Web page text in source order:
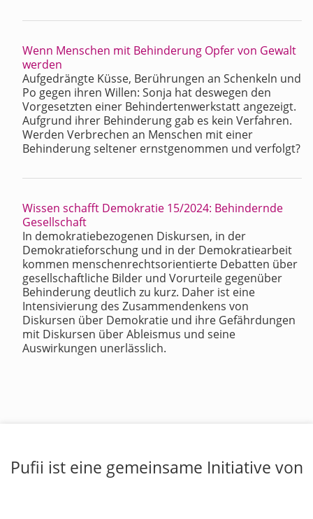
Wenn Menschen mit Behinderung Opfer von Gewalt
werden
Aufgedrängte Küsse, Berührungen an Schenkeln und
Po gegen ihren Willen: Sonja hat deswegen den
Vorgesetzten einer Behindertenwerkstatt angezeigt.
Aufgrund ihrer Behinderung gab es kein Verfahren.
Werden Verbrechen an Menschen mit einer
Behinderung seltener ernstgenommen und verfolgt?
Wissen schafft Demokratie 15/2024: Behindernde
Gesellschaft
In demokratiebezogenen Diskursen, in der
Demokratieforschung und in der Demokratiearbeit
kommen menschenrechtsorientierte Debatten über
gesellschaftliche Bilder und Vorurteile gegenüber
Behinderung deutlich zu kurz. Daher ist eine
Intensivierung des Zusammendenkens von
Diskursen über Demokratie und ihre Gefährdungen
mit Diskursen über Ableismus und seine
Auswirkungen unerlässlich.
Pufii ist eine gemeinsame Initiative von